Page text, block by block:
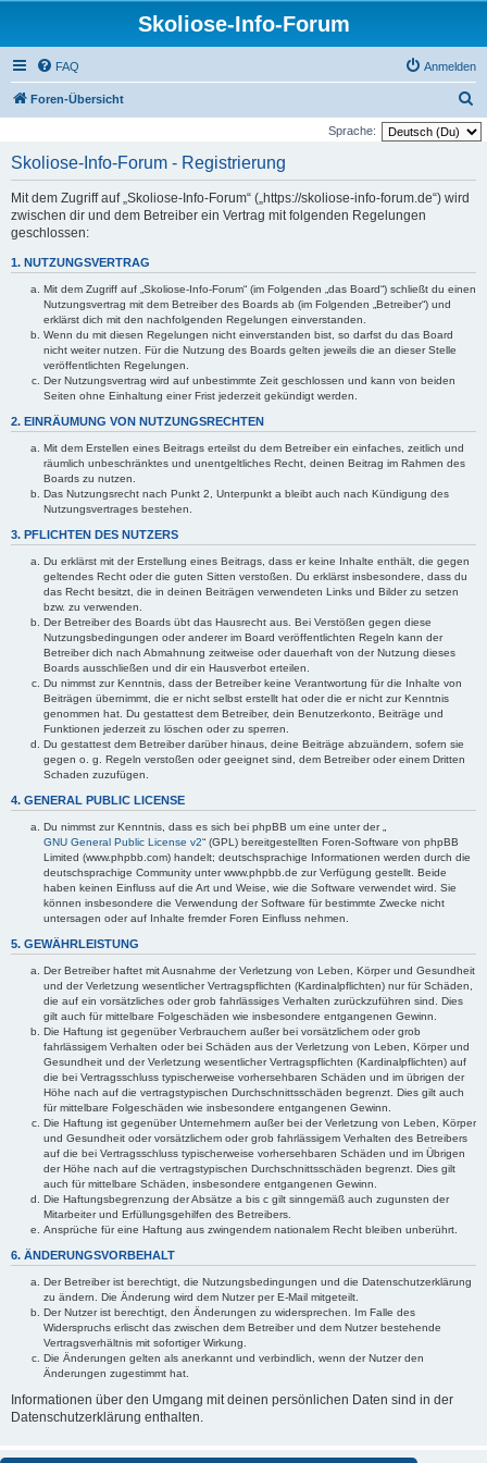
Skoliose-Info-Forum
FAQ Anmelden
Foren-Übersicht
u
Sprache:
Skoliose-Info-Forum - Registrierung
Mit dem Zugriff auf „Skoliose-Info-Forum“ („https://skoliose-info-forum.de“) wird
zwischen dir und dem Betreiber ein Vertrag mit folgenden Regelungen
geschlossen:
1. NUTZUNGSVERTRAG
Mit dem Zugriff auf „Skoliose-Info-Forum“ (im Folgenden „das Board“) schließt du einen
Nutzungsvertrag mit dem Betreiber des Boards ab (im Folgenden „Betreiber“) und
erklärst dich mit den nachfolgenden Regelungen einverstanden.
Wenn du mit diesen Regelungen nicht einverstanden bist, so darfst du das Board
nicht weiter nutzen. Für die Nutzung des Boards gelten jeweils die an dieser Stelle
veröffentlichten Regelungen.
Der Nutzungsvertrag wird auf unbestimmte Zeit geschlossen und kann von beiden
Seiten ohne Einhaltung einer Frist jederzeit gekündigt werden.
2. EINRÄUMUNG VON NUTZUNGSRECHTEN
Mit dem Erstellen eines Beitrags erteilst du dem Betreiber ein einfaches, zeitlich und
räumlich unbeschränktes und unentgeltliches Recht, deinen Beitrag im Rahmen des
Boards zu nutzen.
Das Nutzungsrecht nach Punkt 2, Unterpunkt a bleibt auch nach Kündigung des
Nutzungsvertrages bestehen.
3. PFLICHTEN DES NUTZERS
Du erklärst mit der Erstellung eines Beitrags, dass er keine Inhalte enthält, die gegen
geltendes Recht oder die guten Sitten verstoßen. Du erklärst insbesondere, dass du
das Recht besitzt, die in deinen Beiträgen verwendeten Links und Bilder zu setzen
bzw. zu verwenden.
Der Betreiber des Boards übt das Hausrecht aus. Bei Verstößen gegen diese
Nutzungsbedingungen oder anderer im Board veröffentlichten Regeln kann der
Betreiber dich nach Abmahnung zeitweise oder dauerhaft von der Nutzung dieses
Boards ausschließen und dir ein Hausverbot erteilen.
Du nimmst zur Kenntnis, dass der Betreiber keine Verantwortung für die Inhalte von
Beiträgen übernimmt, die er nicht selbst erstellt hat oder die er nicht zur Kenntnis
genommen hat. Du gestattest dem Betreiber, dein Benutzerkonto, Beiträge und
Funktionen jederzeit zu löschen oder zu sperren.
Du gestattest dem Betreiber darüber hinaus, deine Beiträge abzuändern, sofern sie
gegen o. g. Regeln verstoßen oder geeignet sind, dem Betreiber oder einem Dritten
Schaden zuzufügen.
4. GENERAL PUBLIC LICENSE
Du nimmst zur Kenntnis, dass es sich bei phpBB um eine unter der „
GNU General Public License v2“ (GPL) bereitgestellten Foren-Software von phpBB
Limited (www.phpbb.com) handelt; deutschsprachige Informationen werden durch die
deutschsprachige Community unter www.phpbb.de zur Verfügung gestellt. Beide
haben keinen Einfluss auf die Art und Weise, wie die Software verwendet wird. Sie
können insbesondere die Verwendung der Software für bestimmte Zwecke nicht
untersagen oder auf Inhalte fremder Foren Einfluss nehmen.
5. GEWÄHRLEISTUNG
Der Betreiber haftet mit Ausnahme der Verletzung von Leben, Körper und Gesundheit
und der Verletzung wesentlicher Vertragspflichten (Kardinalpflichten) nur für Schäden,
die auf ein vorsätzliches oder grob fahrlässiges Verhalten zurückzuführen sind. Dies
gilt auch für mittelbare Folgeschäden wie insbesondere entgangenen Gewinn.
Die Haftung ist gegenüber Verbrauchern außer bei vorsätzlichem oder grob
fahrlässigem Verhalten oder bei Schäden aus der Verletzung von Leben, Körper und
Gesundheit und der Verletzung wesentlicher Vertragspflichten (Kardinalpflichten) auf
die bei Vertragsschluss typischerweise vorhersehbaren Schäden und im übrigen der
Höhe nach auf die vertragstypischen Durchschnittsschäden begrenzt. Dies gilt auch
für mittelbare Folgeschäden wie insbesondere entgangenen Gewinn.
Die Haftung ist gegenüber Unternehmern außer bei der Verletzung von Leben, Körper
und Gesundheit oder vorsätzlichem oder grob fahrlässigem Verhalten des Betreibers
auf die bei Vertragsschluss typischerweise vorhersehbaren Schäden und im Übrigen
der Höhe nach auf die vertragstypischen Durchschnittsschäden begrenzt. Dies gilt
auch für mittelbare Schäden, insbesondere entgangenen Gewinn.
Die Haftungsbegrenzung der Absätze a bis c gilt sinngemäß auch zugunsten der
Mitarbeiter und Erfüllungsgehilfen des Betreibers.
Ansprüche für eine Haftung aus zwingendem nationalem Recht bleiben unberührt.
6. ÄNDERUNGSVORBEHALT
Der Betreiber ist berechtigt, die Nutzungsbedingungen und die Datenschutzerklärung
zu ändern. Die Änderung wird dem Nutzer per E-Mail mitgeteilt.
Der Nutzer ist berechtigt, den Änderungen zu widersprechen. Im Falle des
Widerspruchs erlischt das zwischen dem Betreiber und dem Nutzer bestehende
Vertragsverhältnis mit sofortiger Wirkung.
Die Änderungen gelten als anerkannt und verbindlich, wenn der Nutzer den
Änderungen zugestimmt hat.
Informationen über den Umgang mit deinen persönlichen Daten sind in der
Datenschutzerklärung enthalten.